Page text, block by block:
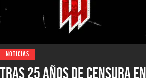
NOTICIAS
Tras 25 años de censura en